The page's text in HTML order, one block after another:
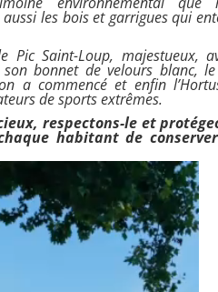
les bois et garrigues qui
Pic Saint-Loup, majestueux,
bonnet de velours blanc,
a commencé et enfin
de sports extrêmes.
respectons-le et
habitant de